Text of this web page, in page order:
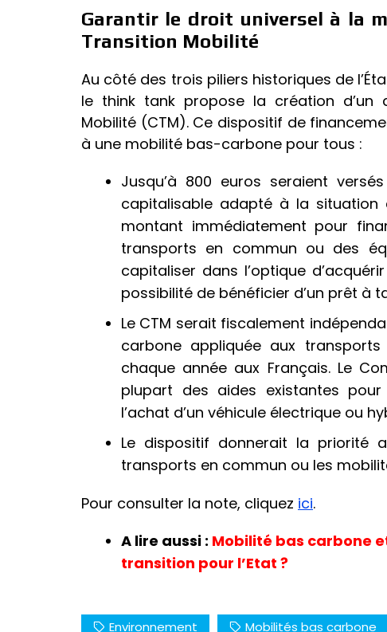
Garantir le droit universel à la
Transition Mobilité
Au côté des trois piliers historiques de
le think tank propose la création d’un
Mobilité (CTM). Ce dispositif de
à une mobilité bas-carbone pour tous :
Jusqu’à 800 euros seraient
capitalisable adapté à la
montant immédiatement pour
transports en commun ou des
capitaliser dans l’optique
possibilité de bénéficier d’un prêt à
Le CTM serait fiscalement
carbone appliquée aux transports
chaque année aux Français. Le
plupart des aides existantes pour
l’achat d’un véhicule électrique ou
Le dispositif donnerait la priorité
transports en commun ou les
Pour consulter la note, cliquez ici.
A lire aussi : Mobilité bas carbone
transition pour l’Etat ?
Environnement Mobilités bas carbone